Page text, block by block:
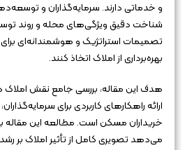
و خدماتی دارند. سرمایه‌گذاران و
شناخت دقیق ویژگی‌های محله و روند
تصمیمات استراتژیک و هوشمندانه‌ای
بهره‌برداری از املاک اتخاذ کنند.
هدف این مقاله، بررسی جامع نقش
ارائه راهکارهای کاربردی برای
خریداران مسکن است. مطالعه این
می‌دهد تصویری کامل از تأثیر املاک بر